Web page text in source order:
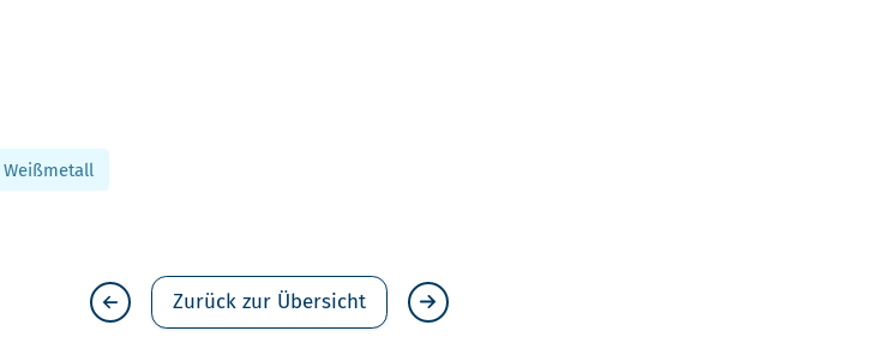
Weißmetall
Zurück zur Übersicht